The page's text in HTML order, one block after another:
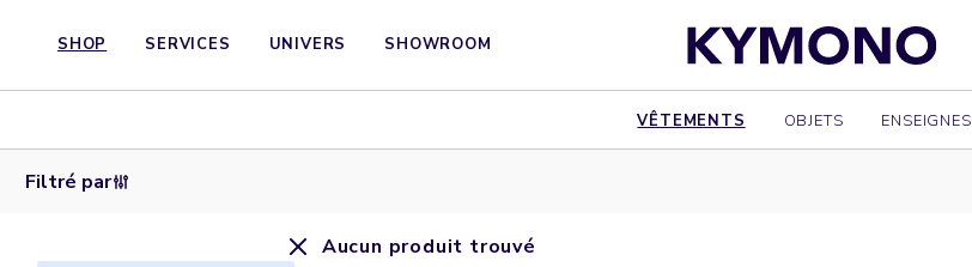
SHOP SERVICES UNIVERS SHOWROOM
VÊTEMENTS OBJETS ENSEIGNES
Filtré par
Aucun produit trouvé